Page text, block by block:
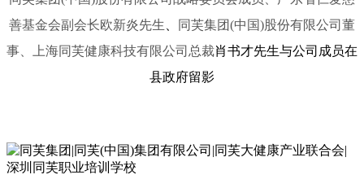
善基金会副会长欧新炎先生
同芙集团(中国)股份有限公司董
事、上海同芙健康科技有限公司总裁肖书才先生与公司成员在
县政府留影